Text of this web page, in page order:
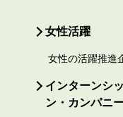
女性活躍
女性の活躍推進
インターンシ
ン・カンパニ